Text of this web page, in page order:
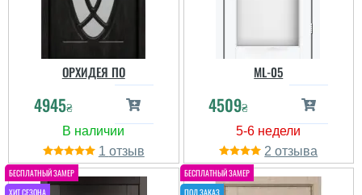
ОРХИДЕЯ ПО
4945₴
1
ML-05
4509₴
2